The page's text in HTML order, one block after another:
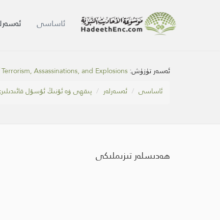
ئاساسى
ئەسەر تۈزۈش:Assassinations, and Explosions
ئاساسى
ئەسەرلەر پىقھى ۋە ئۇنىڭ ئۇسۇل
ھەدىسلەر تىزىملىكى